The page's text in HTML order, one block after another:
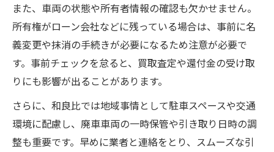
また、車両の状態や所有者情報の確認も欠かせません。
所有権がローン会社などに残っている場合は、事前に名
義変更や抹消の手続きが必要になるため注意が必要で
す。事前チェックを怠ると、買取査定や還付金の受け取
りにも影響が出ることがあります。
さらに、和良比では地域事情として駐車スペースや交通
環境に配慮し、廃車車両の一時保管や引き取り日時の調
整も重要です。早めに業者と連絡をとり、スムーズな引